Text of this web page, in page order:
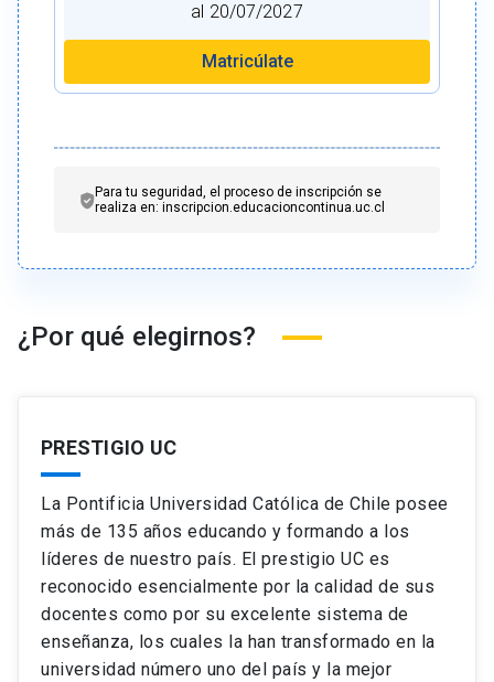
al 20/07/2027
Matricúlate
Para tu seguridad, el proceso de inscripción se
realiza en: inscripcion.educacioncontinua.uc.cl
¿Por qué elegirnos?
PRESTIGIO UC
La Pontificia Universidad Católica de Chile posee
más de 135 años educando y formando a los
líderes de nuestro país. El prestigio UC es
reconocido esencialmente por la calidad de sus
docentes como por su excelente sistema de
enseñanza, los cuales la han transformado en la
universidad número uno del país y la mejor